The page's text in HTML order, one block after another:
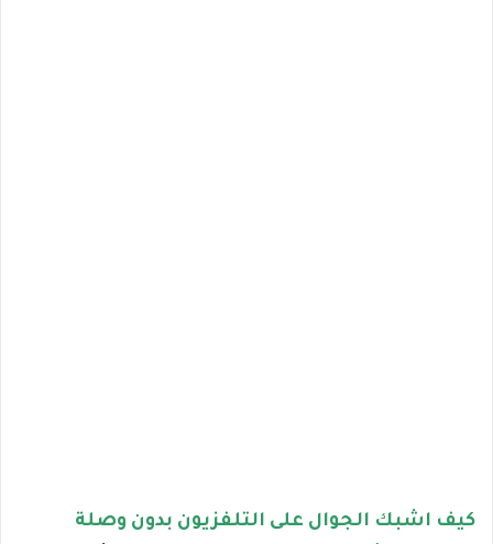
كيف اشبك الجوال على التلفزيون بدون وصلة